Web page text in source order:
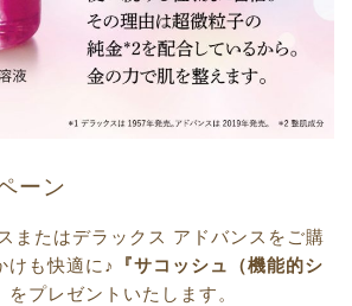
ーン
またはデラックス アドバンスをご購
けも快適に♪
『サコッシュ（機能的シ
をプレゼントいたします。